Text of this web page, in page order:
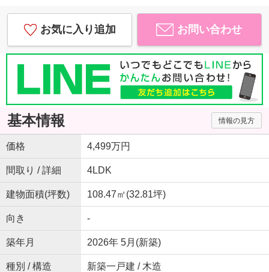
お気に入り追加 お問い合わせ
基本情報 情報の見方
価格 4,499万円
間取り / 詳細 4LDK
建物面積(坪数) 108.47㎡(32.81坪)
向き -
築年月 2026年 5月(新築)
種別 / 構造 新築一戸建 / 木造